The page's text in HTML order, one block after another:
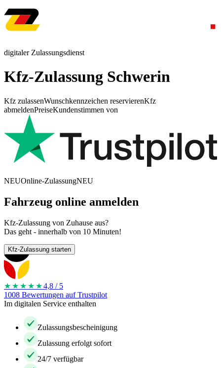
digitaler Zulassungsdienst
Kfz-Zulassung Schwerin
Kfz zulassenWunschkennzeichen reservierenKfz
abmeldenPreiseKundenstimmen von
NEUOnline-ZulassungNEU
Fahrzeug online anmelden
Kfz-Zulassung von Zuhause aus?
Das geht - innerhalb von 10 Minuten!
Kfz-Zulassung starten
★★★★ ★4,8 / 5
1008 Bewertungen auf Trustpilot
Im digitalen Service enthalten
Zulassungsbescheinigung
Zulassung erfolgt sofort
24/7 verfügbar